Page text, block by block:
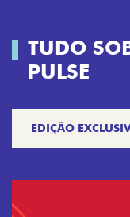
TUDO
PULSE
EDIÇÃO